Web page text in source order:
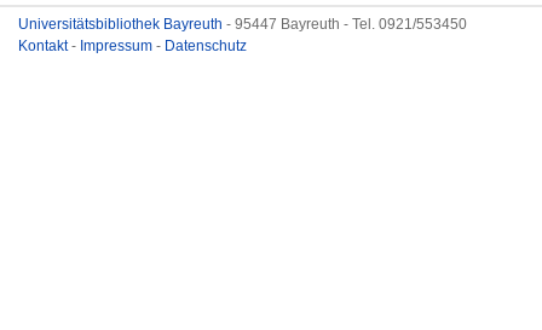
Universitätsbibliothek Bayreuth - 95447 Bayreuth - Tel. 0921/553450
Kontakt- Impressum - Datenschutz